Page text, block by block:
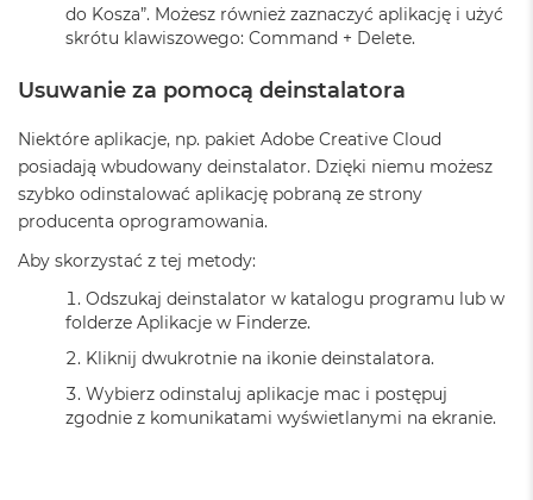
o
k
o
4
M
c
B
o
o
k
r
1
6
do Kosza”. Możesz również zaznaczyć aplikację i użyć
skrótu klawiszowego: Command + Delete.
Usuwanie za pomocą deinstalatora
Niektóre aplikacje, np. pakiet Adobe Creative Cloud
posiadają wbudowany deinstalator. Dzięki niemu możesz
szybko odinstalować aplikację pobraną ze strony
producenta oprogramowania.
Aby skorzystać z tej metody:
Odszukaj deinstalator w katalogu programu lub w
folderze Aplikacje w Finderze.
Kliknij dwukrotnie na ikonie deinstalatora.
Wybierz odinstaluj aplikacje mac i postępuj
zgodnie z komunikatami wyświetlanymi na ekranie.